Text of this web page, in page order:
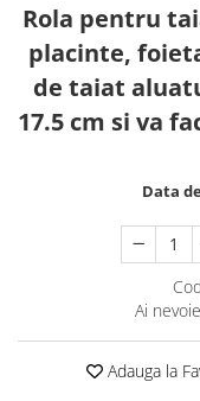
Rola pentru
placinte,
de taiat
17.5 cm si va
Data
Ai
Adauga la